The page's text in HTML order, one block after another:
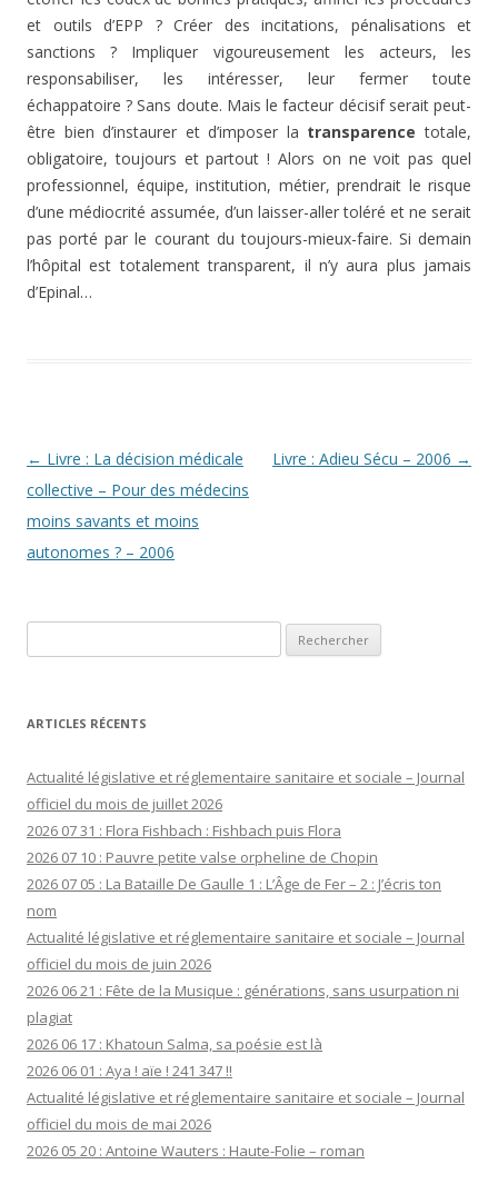
et outils d’EPP ? Créer des incitations, pénalisations et
sanctions ? Impliquer vigoureusement les acteurs, les
responsabiliser, les intéresser, leur fermer toute
échappatoire ? Sans doute. Mais le facteur décisif serait peut-
être bien d’instaurer et d’imposer la transparence totale,
obligatoire, toujours et partout ! Alors on ne voit pas quel
professionnel, équipe, institution, métier, prendrait le risque
d’une médiocrité assumée, d’un laisser-aller toléré et ne serait
pas porté par le courant du toujours-mieux-faire. Si demain
l’hôpital est totalement transparent, il n’y aura plus jamais
d’Epinal…
Navigation
des
articles
← Livre : La décision médicale
collective – Pour des médecins
moins savants et moins
autonomes ? – 2006
Livre : Adieu Sécu – 2006 →
ARTICLES RÉCENTS
Actualité législative et réglementaire sanitaire et sociale – Journal
officiel du mois de juillet 2026
2026 07 31 : Flora Fishbach : Fishbach puis Flora
2026 07 10 : Pauvre petite valse orpheline de Chopin
2026 07 05 : La Bataille De Gaulle 1 : L’Âge de Fer – 2 : J’écris ton
nom
Actualité législative et réglementaire sanitaire et sociale – Journal
officiel du mois de juin 2026
2026 06 21 : Fête de la Musique : générations, sans usurpation ni
plagiat
2026 06 17 : Khatoun Salma, sa poésie est là
2026 06 01 : Aya ! aïe ! 241 347 !!
Actualité législative et réglementaire sanitaire et sociale – Journal
officiel du mois de mai 2026
2026 05 20 : Antoine Wauters : Haute-Folie – roman